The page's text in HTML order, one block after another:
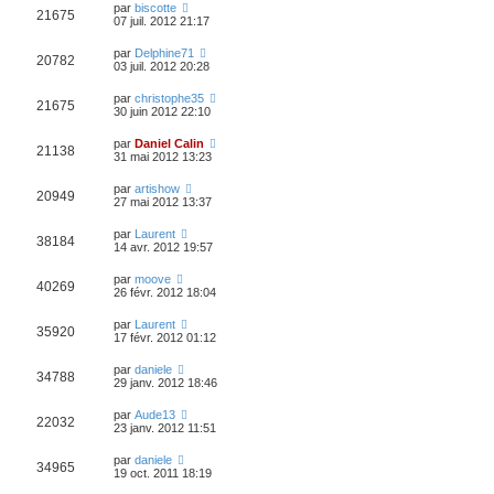
21675 par biscotte
07 juil. 2012 21:17
20782 par Delphine71
03 juil. 2012 20:28
21675 par christophe35
30 juin 2012 22:10
21138 par Daniel Calin
31 mai 2012 13:23
20949 par artishow
27 mai 2012 13:37
38184 par Laurent
14 avr. 2012 19:57
40269 par moove
26 févr. 2012 18:04
35920 par Laurent
17 févr. 2012 01:12
34788 par daniele
29 janv. 2012 18:46
22032 par Aude13
23 janv. 2012 11:51
34965 par daniele
19 oct. 2011 18:19